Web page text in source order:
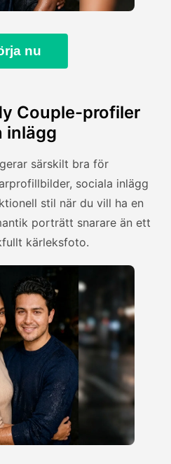
nu
Couple-profiler
inlägg
särskilt bra för
sociala inlägg
stil när du vill ha en
porträtt snarare än ett
kärleksfoto.